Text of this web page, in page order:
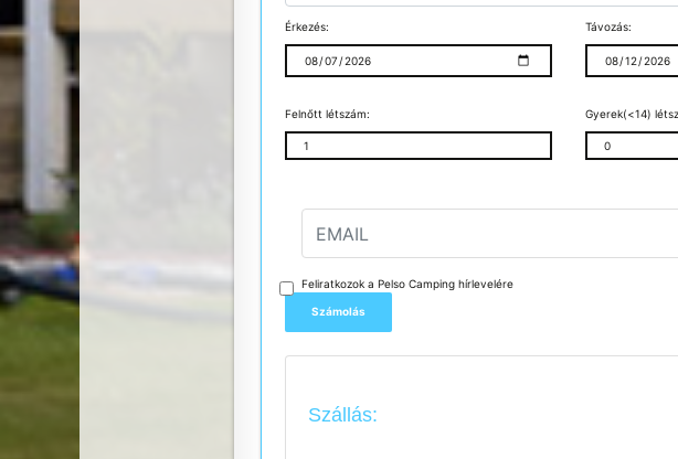
Érkezés: Távozás:
Felnőtt létszám: Gyerek(<14)
Feliratkozok a Pelso Camping hírlevelére
Szállás: